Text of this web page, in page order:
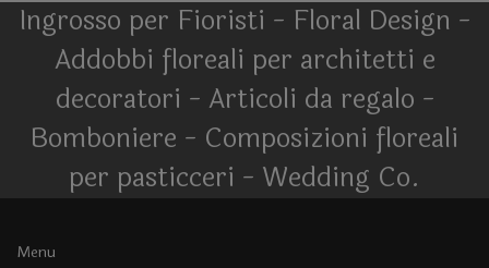
Ingrosso per Fioristi - Floral Design -
Addobbi floreali per architetti e
decoratori - Articoli da regalo -
Bomboniere - Composizioni floreali
per pasticceri - Wedding Co.
Menu